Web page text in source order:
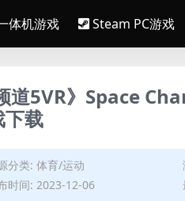
体机游戏 Steam PC游戏
5VR》Space
载
分类: 体育/运动
时间: 2023-12-06